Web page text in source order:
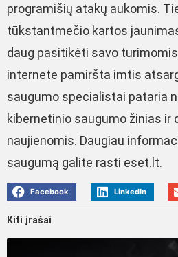
programišių atakų aukomis.
tūkstantmečio kartos
daug pasitikėti savo
internete pamiršta imtis
saugumo specialistai pataria
kibernetinio saugumo žinias ir
naujienomis. Daugiau
saugumą galite rasti eset.lt.
Facebook LinkedIn
Kiti įrašai